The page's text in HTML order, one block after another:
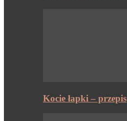
Kocie łapki – przepis